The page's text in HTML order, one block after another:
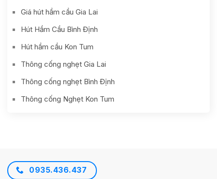
Giá hút hầm cầu Gia Lai
Hút Hầm Cầu Bình Định
Hút hầm cầu Kon Tum
Thông cống nghẹt Gia Lai
Thông cống nghẹt Bình Định
Thông cống Nghẹt Kon Tum
0935.436.437